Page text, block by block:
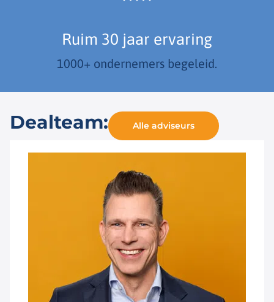
Ruim 30 jaar ervaring
1000+ ondernemers begeleid.
Dealteam: Alle adviseurs